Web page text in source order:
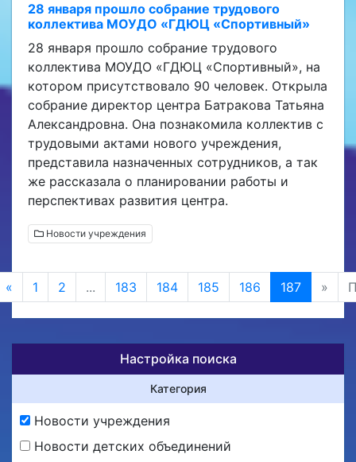
28 января прошло собрание трудового
коллектива МОУДО «ГДЮЦ «Спортивный»
28 января прошло собрание трудового
коллектива МОУДО «ГДЮЦ «Спортивный», на
котором присутствовало 90 человек. Открыла
собрание директор центра Батракова Татьяна
Александровна. Она познакомила коллектив с
трудовыми актами нового учреждения,
представила назначенных сотрудников, а так
же рассказала о планировании работы и
перспективах развития центра.
Новости учреждения
« 1 2 ... 183 184 185 186 187 »
Настройка поиска
Категория
Новости учреждения
Новости детских объединений